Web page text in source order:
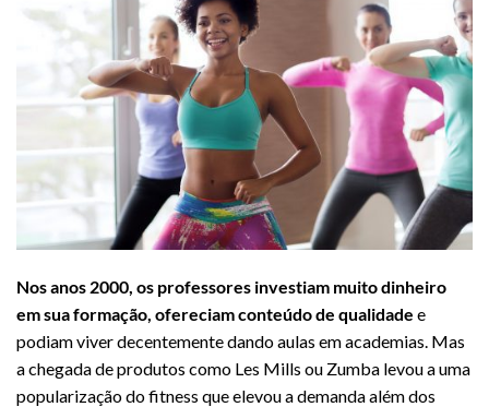
Nos anos 2000, os professores investiam muito dinheiro
em sua formação, ofereciam conteúdo de qualidade e
podiam viver decentemente dando aulas em academias. Mas
a chegada de produtos como Les Mills ou Zumba levou a uma
popularização do fitness que elevou a demanda além dos